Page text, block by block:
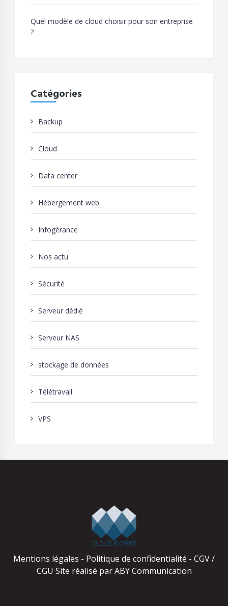
Quel modèle de cloud choisir pour son entreprise
?
Catégories
Backup
Cloud
Data center
Hébergement web
Infogérance
Nos actu
Sécurité
Serveur dédié
Serveur NAS
stockage de données
Télétravail
VPS
Mentions légales - Politique de confidentialité - CGV /
CGU Site réalisé parABY Communication